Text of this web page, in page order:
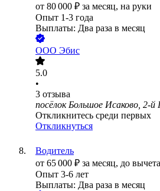
от 80 000 ₽ за месяц, на руки
Опыт 1-3 года
Выплаты: Два раза в месяц
ООО Эбис
5.0
•
3 отзыва
посёлок Большое Исаково, 2-й
Откликнитесь среди первых
Откликнуться
Водитель
от 65 000 ₽ за месяц, до
Опыт 3-6 лет
Выплаты: Два раза в месяц